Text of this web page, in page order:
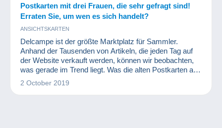
Postkarten mit drei Frauen, die sehr gefragt sind!
Erraten Sie, um wen es sich handelt?
ANSICHTSKARTEN
Delcampe ist der größte Marktplatz für Sammler.
Anhand der Tausenden von Artikeln, die jeden Tag auf
der Website verkauft werden, können wir beobachten,
was gerade im Trend liegt. Was die alten Postkarten auf
denen bekannte Persönlichkeiten abgebildet sind,
2 October 2019